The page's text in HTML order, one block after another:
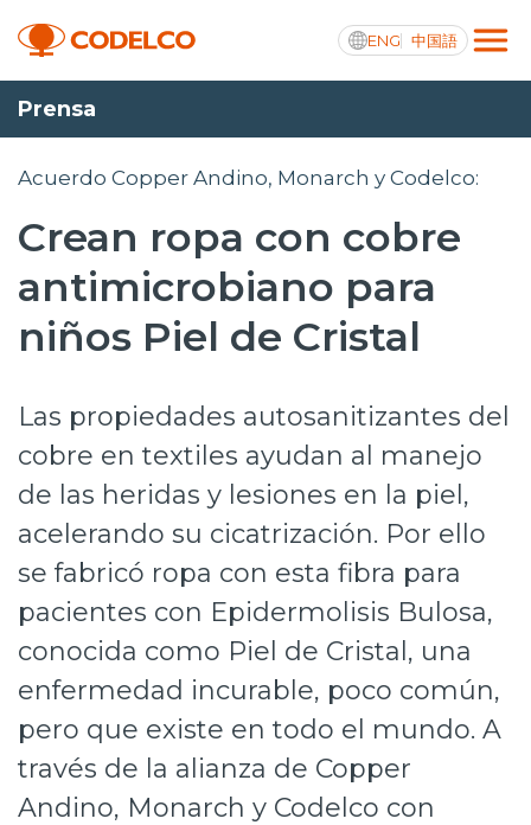
ENG 中国語
Transparencia activa
Sustentabilidad
Innovación
Inversionistas
Prensa
Trabaja en Codelco
Transparencia activa
Proveedores
Acceso trabajadores/as
Prensa
Acuerdo Copper Andino, Monarch y Codelco:
Crean ropa con cobre
antimicrobiano para
niños Piel de Cristal
Las propiedades autosanitizantes del
cobre en textiles ayudan al manejo
de las heridas y lesiones en la piel,
acelerando su cicatrización. Por ello
se fabricó ropa con esta fibra para
pacientes con Epidermolisis Bulosa,
conocida como Piel de Cristal, una
enfermedad incurable, poco común,
pero que existe en todo el mundo. A
través de la alianza de Copper
Andino, Monarch y Codelco con